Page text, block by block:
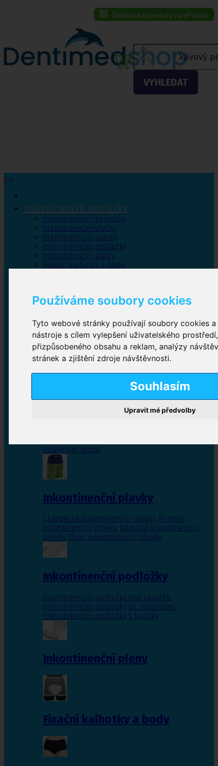
Používáme soubory cookies
Tyto webové stránky používají soubory cookies
nástroje s cílem vylepšení uživatelského
přizpůsobeného obsahu a reklam, analýzy
stránek a zjištění zdroje návštěvnosti.
Souhlasím
Upravit mé předvolby
Objednávka pomůcky na ePoukaz
VYHLEDAT
Inkontinenční pomůcky
Inkontinenční kalhotky
Inkontinenční vložky
Inkontinenční plavky
Inkontinenční podložky
Inkontinenční pleny
Fixační kalhotky a body
Inkontinenční kalhotky
Plenkové kalhotky navlékací,Plenkové kalhotky
Inkontinenční kalhotky pro muže
Inkontinenční vložky
vložky pro muže
Inkontinenční plavky
Chlapecké inkontinenční plavky, Pánské
inkontinenční plavky, Dámské inkontinenční
plavky, Dívčí inkontinenční plavky
Inkontinenční podložky
Inkontinenční podložky bez záložek,
Inkontinenční podložky se záložkami,
Inkontinenční podložky s lepítky
Inkontinenční pleny
Fixační kalhotky a body